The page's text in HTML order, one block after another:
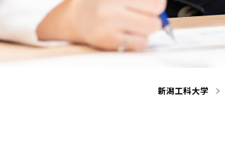
新潟工科大学